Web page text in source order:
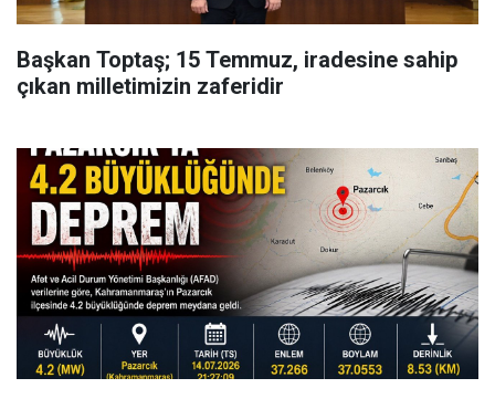
Başkan Toptaş; 15 Temmuz, iradesine sahip
çıkan milletimizin zaferidir